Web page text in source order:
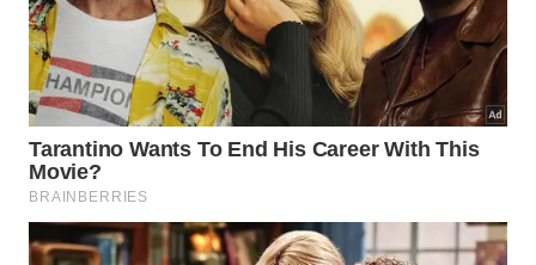
Licor caseiro, comum em regiões produtoras de
Minas Gerais.
Calda para sorvetes, pudins, panna cotta e
iogurte natural.
Molho agridoce para carne suína, pato, frango
assado e queijos curados.
Suco ou refresco preparado com a fruta cozida e
coada.